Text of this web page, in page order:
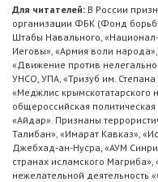
Для читателей: В России
организации ФБК (Фонд
Штабы Навального,
Иеговы», «Армия воли
«Движение против
УНСО, УПА, «Тризуб им.
«Меджлис крымскотатарского
общероссийская
«Айдар». Признаны
Талибан», «Имарат Кавказ»,
Джебхад-ан-Нусра, «АУМ
странах исламского
нежелательной деятельность